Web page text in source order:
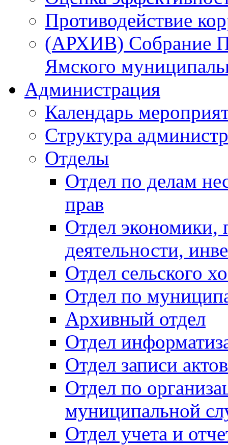
Противодействие
(АРХИВ) Собрание
Ямского
Администрация
Календарь
Структура
Отделы
Отдел по делам
прав
Отдел экономики,
деятельности,
Отдел сельского
Отдел по
Архивный отдел
Отдел
Отдел записи
Отдел по
муниципальной
Отдел учета и